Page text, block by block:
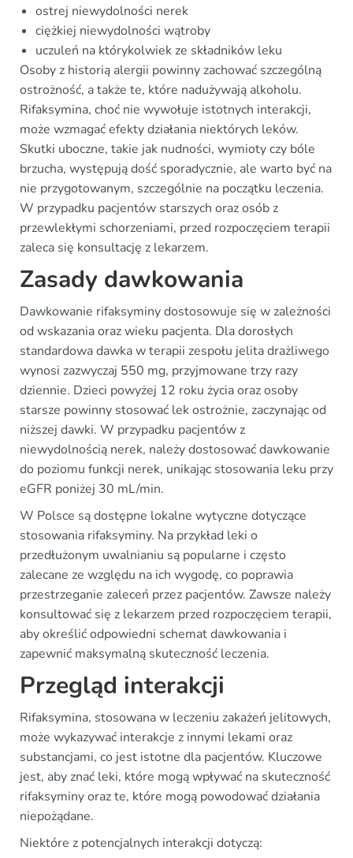
ostrej niewydolności nerek
ciężkiej niewydolności wątroby
uczuleń na którykolwiek ze składników leku
Osoby z historią alergii powinny zachować szczególną
ostrożność, a także te, które nadużywają alkoholu.
Rifaksymina, choć nie wywołuje istotnych interakcji,
może wzmagać efekty działania niektórych leków.
Skutki uboczne, takie jak nudności, wymioty czy bóle
brzucha, występują dość sporadycznie, ale warto być na
nie przygotowanym, szczególnie na początku leczenia.
W przypadku pacjentów starszych oraz osób z
przewlekłymi schorzeniami, przed rozpoczęciem terapii
zaleca się konsultację z lekarzem.
Zasady dawkowania
Dawkowanie rifaksyminy dostosowuje się w zależności
od wskazania oraz wieku pacjenta. Dla dorosłych
standardowa dawka w terapii zespołu jelita drażliwego
wynosi zazwyczaj 550 mg, przyjmowane trzy razy
dziennie. Dzieci powyżej 12 roku życia oraz osoby
starsze powinny stosować lek ostrożnie, zaczynając od
niższej dawki. W przypadku pacjentów z
niewydolnością nerek, należy dostosować dawkowanie
do poziomu funkcji nerek, unikając stosowania leku przy
eGFR poniżej 30 mL/min.
W Polsce są dostępne lokalne wytyczne dotyczące
stosowania rifaksyminy. Na przykład leki o
przedłużonym uwalnianiu są popularne i często
zalecane ze względu na ich wygodę, co poprawia
przestrzeganie zaleceń przez pacjentów. Zawsze należy
konsultować się z lekarzem przed rozpoczęciem terapii,
aby określić odpowiedni schemat dawkowania i
zapewnić maksymalną skuteczność leczenia.
Przegląd interakcji
Rifaksymina, stosowana w leczeniu zakażeń jelitowych,
może wykazywać interakcje z innymi lekami oraz
substancjami, co jest istotne dla pacjentów. Kluczowe
jest, aby znać leki, które mogą wpływać na skuteczność
rifaksyminy oraz te, które mogą powodować działania
niepożądane.
Niektóre z potencjalnych interakcji dotyczą: